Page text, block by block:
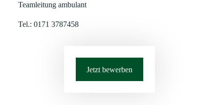
Teamleitung ambulant
Tel.: 0171 3787458
Jetzt bewerben